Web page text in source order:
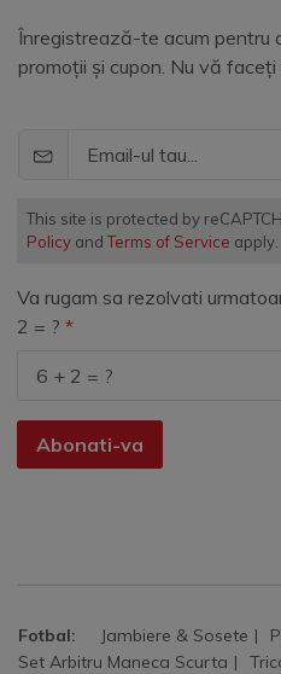
Înregistrează-te acum pentru
promoții și cupon. Nu vă faceți
This site is protected by
Policy andTerms of Service apply.
Va rugam sa rezolvati
2 = ?
Abonati-va
Fotbal: Jambiere & Sosete
Set Arbitru Maneca Scurta